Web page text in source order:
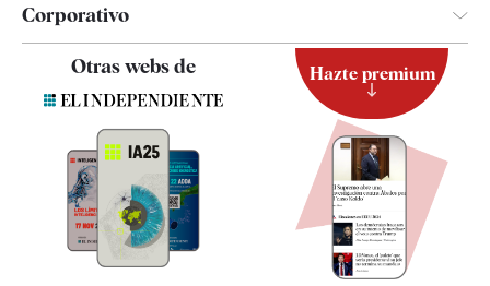
Corporativo
Contacto
Quiénes somos
Especificaciones
Otras webs de Hazte premium